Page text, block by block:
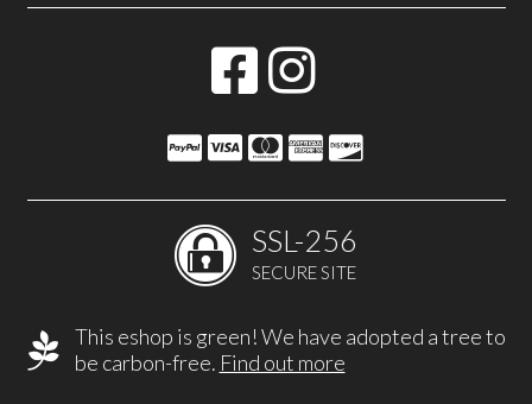
SSL-256
SECURE SITE
This eshop is green! We have adopted a tree to
be carbon-free. Find out more